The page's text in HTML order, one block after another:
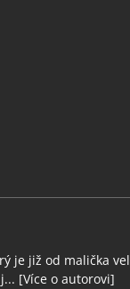
je již od malička
[Více o autorovi]